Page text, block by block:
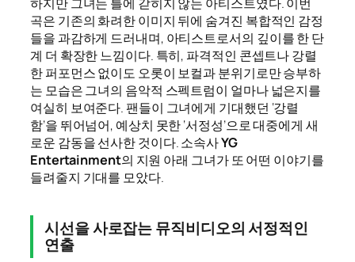
곡은 기존의 화려한 이미지 뒤에 숨겨진 복합적인 감정
들을 과감하게 드러내며, 아티스트로서의 깊이를 한 단
계 더 확장한 느낌이다. 특히, 파격적인 콘셉트나 강렬
한 퍼포먼스 없이도 오롯이 보컬과 분위기로만 승부하
는 모습은 그녀의 음악적 스펙트럼이 얼마나 넓은지를
여실히 보여준다. 팬들이 그녀에게 기대했던 ‘강렬
함’을 뛰어넘어, 예상치 못한 ‘서정성’으로 대중에게 새
로운 감동을 선사한 것이다. 소속사YG
Entertainment의 지원 아래 그녀가 또 어떤 이야기를
들려줄지 기대를 모았다.
시선을 사로잡는 뮤직비디오의 서정적인
연출